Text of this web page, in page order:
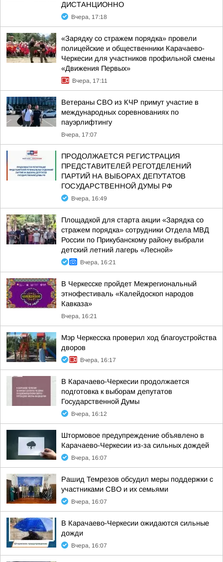
ДИСТАНЦИОННО
Вчера, 17:18
«Зарядку со стражем порядка» провели
полицейские и общественники Карачаево-
Черкесии для участников профильной смены
«Движения Первых»
Вчера, 17:11
Ветераны СВО из КЧР примут участие в
международных соревнованиях по
пауэрлифтингу
Вчера, 17:07
ПРОДОЛЖАЕТСЯ РЕГИСТРАЦИЯ
ПРЕДСТАВИТЕЛЕЙ РЕГОТДЕЛЕНИЙ
ПАРТИЙ НА ВЫБОРАХ ДЕПУТАТОВ
ГОСУДАРСТВЕННОЙ ДУМЫ РФ
Вчера, 16:49
Площадкой для старта акции «Зарядка со
стражем порядка» сотрудники Отдела МВД
России по Прикубанскому району выбрали
детский летний лагерь «Лесной»
Вчера, 16:21
В Черкесске пройдет Межрегиональный
этнофестиваль «Калейдоскоп народов
Кавказа»
Вчера, 16:21
Мэр Черкесска проверил ход благоустройства
дворов
Вчера, 16:17
В Карачаево-Черкесии продолжается
подготовка к выборам депутатов
Государственной Думы
Вчера, 16:12
Штормовое предупреждение объявлено в
Карачаево-Черкесии из-за сильных дождей
Вчера, 16:07
Рашид Темрезов обсудил меры поддержки с
участниками СВО и их семьями
Вчера, 16:07
В Карачаево-Черкесии ожидаются сильные
дожди
Вчера, 16:07